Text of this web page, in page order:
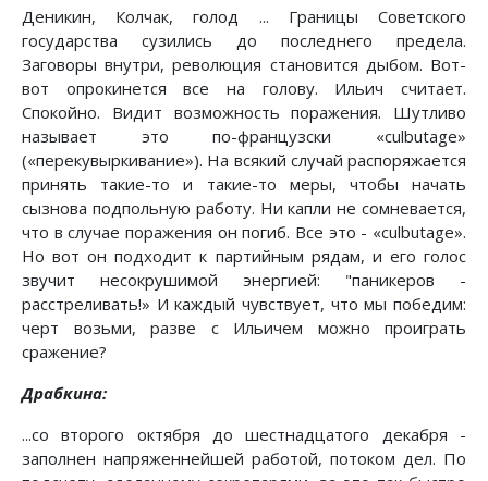
Деникин, Колчак, голод ... Границы Советского
государства сузились до последнего предела.
Заговоры внутри, революция становится дыбом. Вот-
вот опрокинется все на голову. Ильич считает.
Спокойно. Видит возможность поражения. Шутливо
называет это по-французски «culbutage»
(«перекувыркивание»). На всякий случай распоряжается
принять такие-то и такие-то меры, чтобы начать
сызнова подпольную работу. Ни капли не сомневается,
что в случае поражения он погиб. Все это - «culbutage».
Но вот он подходит к партийным рядам, и его голос
звучит несокрушимой энергией: "паникеров -
расстреливать!» И каждый чувствует, что мы победим:
черт возьми, разве с Ильичем можно проиграть
сражение?
Драбкина:
...со второго октября до шестнадцатого декабря -
заполнен напряженнейшей работой, потоком дел. По